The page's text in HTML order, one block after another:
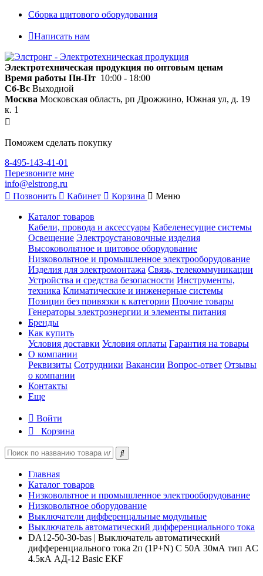
Сборка щитового оборудования
Написать нам
Электротехническая продукция по оптовым ценам
Время работы Пн-Пт 10:00 - 18:00
Сб-Вс Выходной
Москва Московская область, рп Дрожжино, Южная ул, д. 19
к. 1
Поможем сделать покупку
8-495-143-41-01
Перезвоните мне
info@elstrong.ru
Позвонить
Кабинет Корзина Меню
Каталог товаров
Кабели, провода и аксессуары Кабеленесущие системы
Освещение Электроустановочные изделия
Высоковольтное и щитовое оборудование
Низковольтное и промышленное электрооборудование
Изделия для электромонтажа Связь, телекоммуникации
Устройства и средства безопасности Инструменты,
техника Климатические и инженерные системы
Позиции без привязки к категории Прочие товары
Генераторы электроэнергии и элементы питания
Бренды
Как купить
Условия доставки Условия оплаты Гарантия на товары
О компании
Реквизиты Сотрудники Вакансии Вопрос-ответ Отзывы
о компании
Контакты
Еще
Войти
Корзина
Главная
Каталог товаров
Низковольтное и промышленное электрооборудование
Низковольтное оборудование
Выключатели дифференцальные модульные
Выключатель автоматический дифференциального тока
DA12-50-30-bas | Выключатель автоматический
дифференциального тока 2п (1P+N) C 50А 30мА тип AC
4.5кА АД-12 Basic EKF